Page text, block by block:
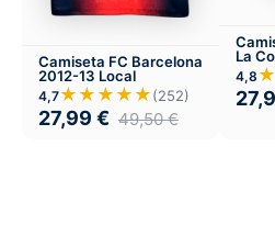
Camiseta FC Barcelona
2012-13 Local
4,7★★★★★(252)
27,99 € 49,50€
La
Local
4,8